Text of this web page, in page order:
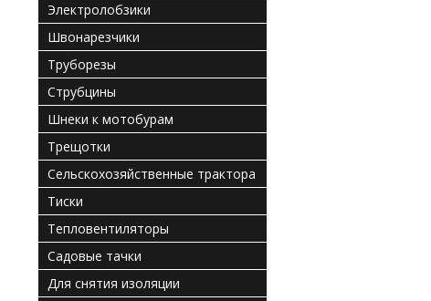
Электролобзики
Швонарезчики
Труборезы
Струбцины
Шнеки к мотобурам
Трещотки
Сельскохозяйственные трактора
Тиски
Тепловентиляторы
Садовые тачки
Для снятия изоляции